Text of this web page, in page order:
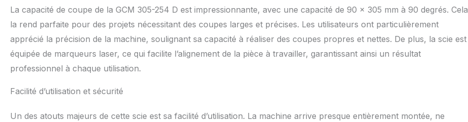
La capacité de coupe de la GCM 305-254 D est impressionnante, avec une capacité de 90 x 305 mm à 90 degrés. Cela
la rend parfaite pour des projets nécessitant des coupes larges et précises. Les utilisateurs ont particulièrement
apprécié la précision de la machine, soulignant sa capacité à réaliser des coupes propres et nettes. De plus, la scie est
équipée de marqueurs laser, ce qui facilite l’alignement de la pièce à travailler, garantissant ainsi un résultat
professionnel à chaque utilisation.
Facilité d’utilisation et sécurité
Un des atouts majeurs de cette scie est sa facilité d’utilisation. La machine arrive presque entièrement montée, ne